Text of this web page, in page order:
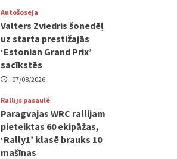
Autošoseja
Valters Zviedris šonedēļ
uz starta prestižajās
‘Estonian Grand Prix’
sacīkstēs
07/08/2026
Rallijs pasaulē
Paragvajas WRC rallijam
pieteiktas 60 ekipāžas,
‘Rally1’ klasē brauks 10
mašīnas